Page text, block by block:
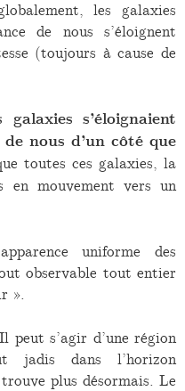
les galaxies
de nous s’éloignent
(toujours à cause de
galaxies s’éloignaient
nous d’un côté que
toutes ces galaxies, la
en mouvement vers un
uniforme des
observable tout entier
».
peut s’agir d’une région
jadis dans l’horizon
plus désormais. Le